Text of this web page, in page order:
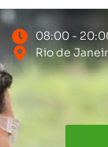
08:00 -
Rio de